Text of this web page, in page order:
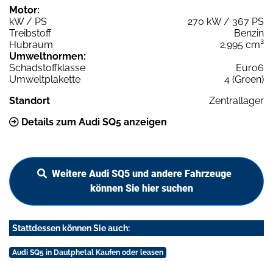
Motor:
kW / PS
270 kW / 367 PS
Treibstoff
Benzin
Hubraum
2.995 cm³
Umweltnormen:
Schadstoffklasse
Euro6
Umweltplakette
4 (Green)
Standort
Zentrallager
Details zum Audi SQ5 anzeigen
Weitere Audi SQ5 und andere Fahrzeuge
können Sie hier suchen
Stattdessen können Sie auch:
Audi SQ5 in Dautphetal Kaufen oder leasen